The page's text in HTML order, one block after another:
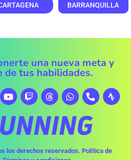
BARRANQUILLA
una nueva meta y
de tus habilidades.
los derechos reservados. Política de